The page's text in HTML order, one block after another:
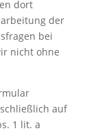
dort
der
bei
nicht ohne
auf
1 lit. a